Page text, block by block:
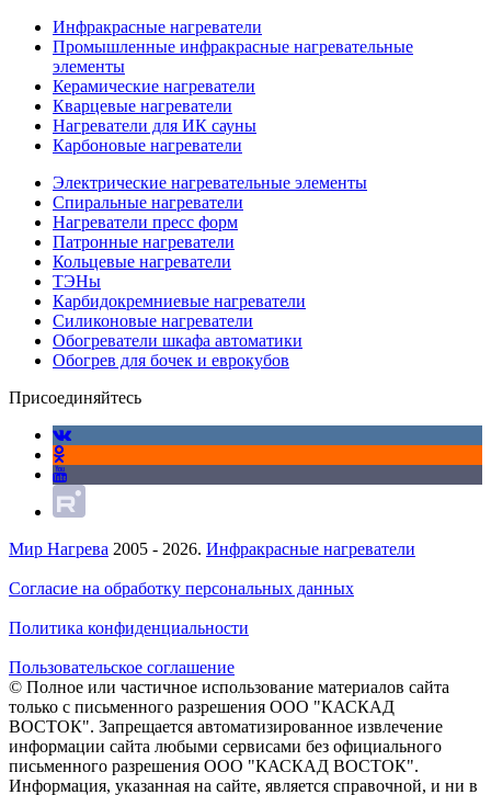
Инфракрасные нагреватели
Промышленные инфракрасные нагревательные
элементы
Керамические нагреватели
Кварцевые нагреватели
Нагреватели для ИК сауны
Карбоновые нагреватели
Электрические нагревательные элементы
Спиральные нагреватели
Нагреватели пресс форм
Патронные нагреватели
Кольцевые нагреватели
ТЭНы
Карбидокремниевые нагреватели
Силиконовые нагреватели
Обогреватели шкафа автоматики
Обогрев для бочек и еврокубов
Присоединяйтесь
Мир Нагрева 2005 - 2026. Инфракрасные нагреватели
Согласие на обработку персональных данных
Политика конфиденциальности
Пользовательское соглашение
© Полное или частичное использование материалов сайта
только с письменного разрешения ООО "КАСКАД
ВОСТОК". Запрещается автоматизированное извлечение
информации сайта любыми сервисами без официального
письменного разрешения ООО "КАСКАД ВОСТОК".
Информация, указанная на сайте, является справочной, и ни в